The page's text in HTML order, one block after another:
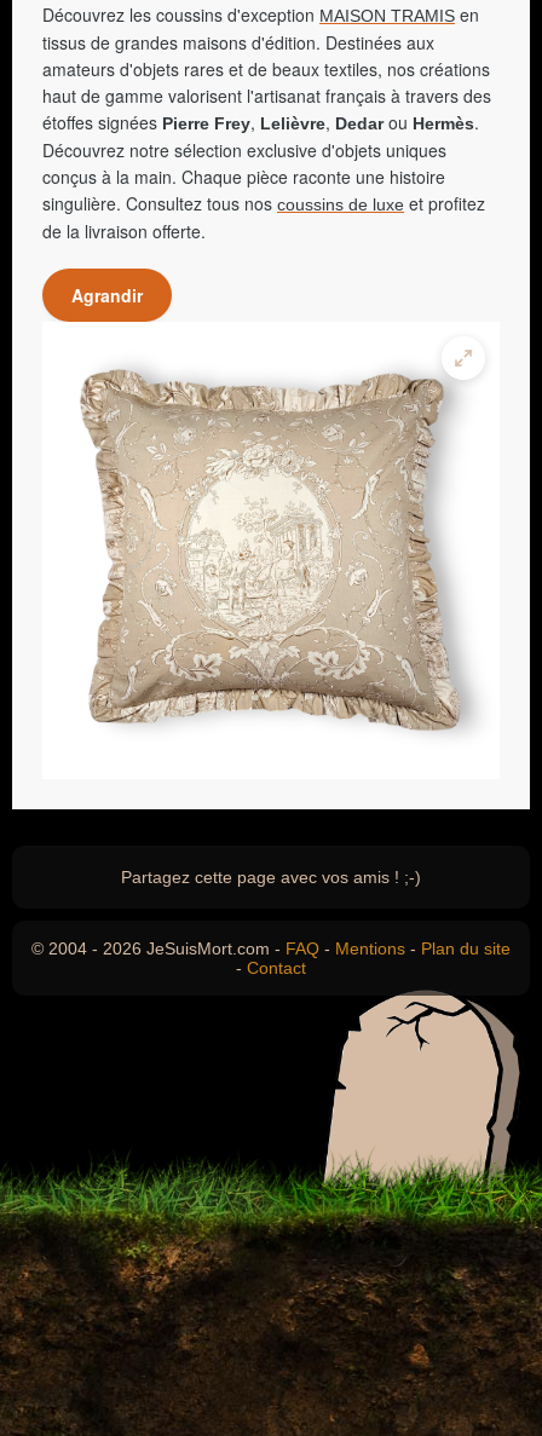
Découvrez les coussins d'exception MAISON TRAMIS en
tissus de grandes maisons d'édition. Destinées aux
amateurs d'objets rares et de beaux textiles, nos créations
haut de gamme valorisent l'artisanat français à travers des
étoffes signées Pierre Frey, Lelièvre, Dedarou Hermès.
Découvrez notre sélection exclusive d'objets uniques
conçus à la main. Chaque pièce raconte une histoire
singulière. Consultez tous nos coussins de luxe et profitez
de la livraison offerte.
Agrandir
Partagez cette page avec vos amis ! ;-)
© 2004 - 2026 JeSuisMort.com - FAQ - Mentions - Plan du site
- Contact